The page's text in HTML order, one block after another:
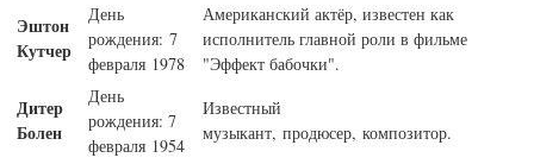
Эштон
Кутчер
День
рождения: 7
февраля 1978
Американский актёр, известен как
исполнитель главной роли в фильме
"Эффект бабочки".
Дитер
Болен
День
рождения: 7
февраля 1954
Известный
музыкант, продюсер, композитор.